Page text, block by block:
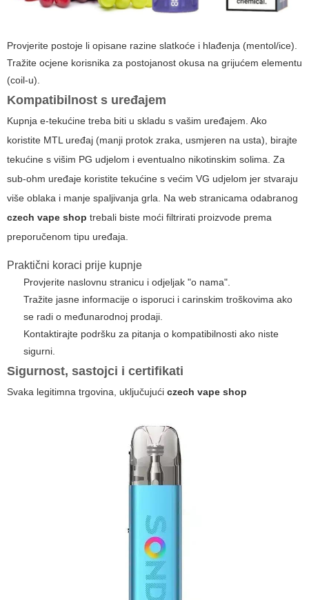
Provjerite postoje li opisane razine slatkoće i hlađenja (mentol/ice).
Tražite ocjene korisnika za postojanost okusa na grijućem elementu
(coil-u).
Kompatibilnost s uređajem
Kupnja e-tekućine treba biti u skladu s vašim uređajem. Ako
koristite MTL uređaj (manji protok zraka, usmjeren na usta), birajte
tekućine s višim PG udjelom i eventualno nikotinskim solima. Za
sub-ohm uređaje koristite tekućine s većim VG udjelom jer stvaraju
više oblaka i manje spaljivanja grla. Na web stranicama odabranog
czech vape shop trebali biste moći filtrirati proizvode prema
preporučenom tipu uređaja.
Praktični koraci prije kupnje
Provjerite naslovnu stranicu i odjeljak "o nama".
Tražite jasne informacije o isporuci i carinskim troškovima ako
se radi o međunarodnoj prodaji.
Kontaktirajte podršku za pitanja o kompatibilnosti ako niste
sigurni.
Sigurnost, sastojci i certifikati
Svaka legitimna trgovina, uključujući czech vape shop